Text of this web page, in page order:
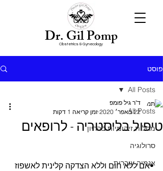
Obstetrics & Gynecology
Dr. Gil Pomp
פוסט
All Posts
מחלות זיהומיות בהריון
סרולוגיה
אנמיה עוברית
All Posts
טיפול בליסטריה - לרופאים
ד"ר גיל פומפ
22 באפר׳ 2020
זמן קריאה 1 דקות
•אם ללא חום וללא הצדקה קלינית לאשפוז